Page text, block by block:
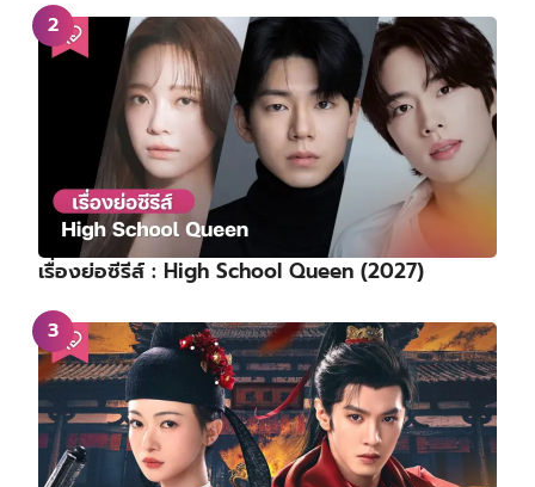
เรื่องย่อซีรีส์ : High School Queen (2027)